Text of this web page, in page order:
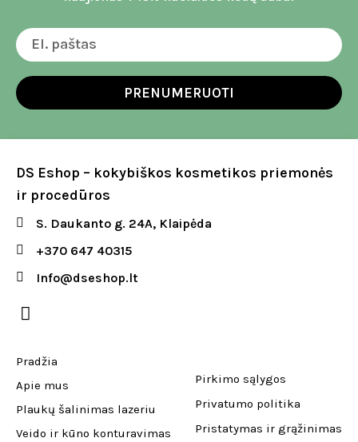
PRENUMERUOTI
DS Eshop – kokybiškos kosmetikos priemonės
ir procedūros
S. Daukanto g. 24A, Klaipėda
+370 647 40315
Info@dseshop.lt
Pradžia
Apie mus
Plaukų šalinimas lazeriu
Veido ir kūno konturavimas
Pirkimo sąlygos
Privatumo politika
Pristatymas ir grąžinimas